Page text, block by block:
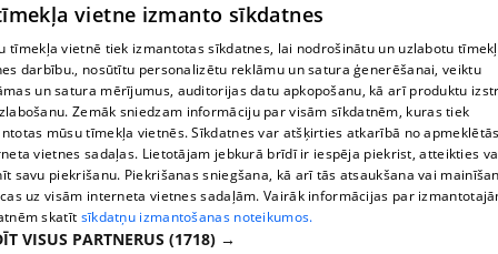
Margaritai Kolosovai sporta treniņš sagādā
pamatīgas galvassāpes
69. epizode
vietne izmanto sīkdatnes
tīmekļa vietnē tiek izmantotas sīkdatnes, lai nodrošinātu un uzlabotu
darbību., nosūtītu personalizētu reklāmu un satura ģenerēšanai, veiktu
un satura mērījumus, auditorijas datu apkopošanu, kā arī produktu
Zemāk sniedzam informāciju par visām sīkdatnēm, kuras tiek
mūsu tīmekļa vietnēs. Sīkdatnes var atšķirties atkarībā no
vietnes sadaļas. Lietotājam jebkurā brīdī ir iespēja piekrist, atteikties
savu piekrišanu. Piekrišanas sniegšana, kā arī tās atsaukšana vai
uz visām interneta vietnes sadaļām. Vairāk informācijas par
skatīt sīkdatņu izmantošanas noteikumos.
VISUS PARTNERUS (1718) →